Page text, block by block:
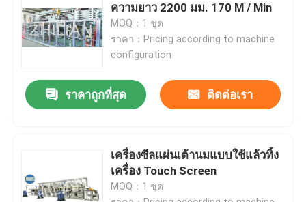
ความยาว 2200 มม. 170 M / Min
MOQ：1 ชุด
ราคา：Pricing according to machine
configuration
ราคาถูกที่สุด ติดต่อเรา
เครื่องซีลแผ่นเต้านมแบบใช้แล้วทิ้ง
เครื่อง Touch Screen
MOQ：1 ชุด